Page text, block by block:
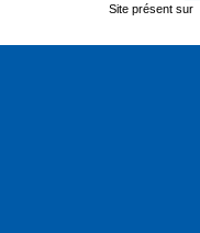
Site présent sur